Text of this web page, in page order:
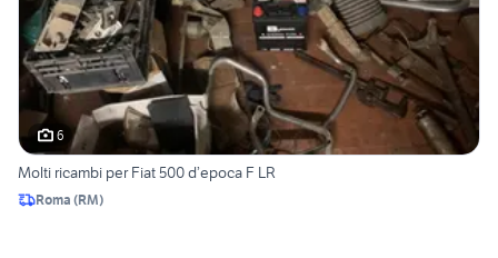
6
Molti ricambi per Fiat 500 d’epoca F LR
Roma (RM)